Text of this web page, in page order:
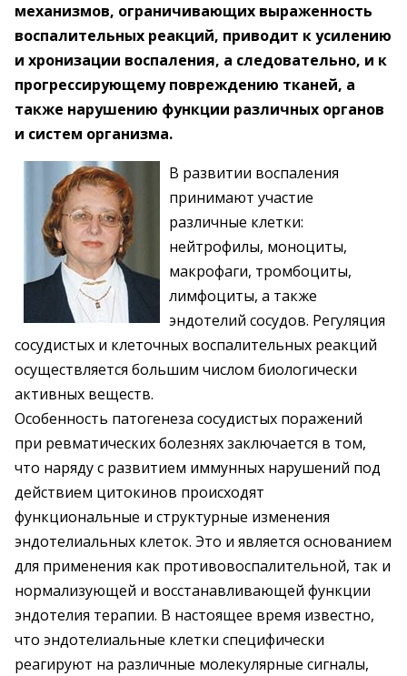
механизмов, ограничивающих выраженность
воспалительных реакций, приводит к усилению
и хронизации воспаления, а следовательно, и к
прогрессирующему повреждению тканей, а
также нарушению функции различных органов
и систем организма.
В развитии воспаления
принимают участие
различные клетки:
нейтрофилы, моноциты,
макрофаги, тромбоциты,
лимфоциты, а также
эндотелий сосудов. Регуляция
сосудистых и клеточных воспалительных реакций
осуществляется большим числом биологически
активных веществ.
Особенность патогенеза сосудистых поражений
при ревматических болезнях заключается в том,
что наряду с развитием иммунных нарушений под
действием цитокинов происходят
функциональные и структурные изменения
эндотелиальных клеток. Это и является основанием
для применения как противовоспалительной, так и
нормализующей и восстанавливающей функции
эндотелия терапии. В настоящее время известно,
что эндотелиальные клетки специфически
реагируют на различные молекулярные сигналы,